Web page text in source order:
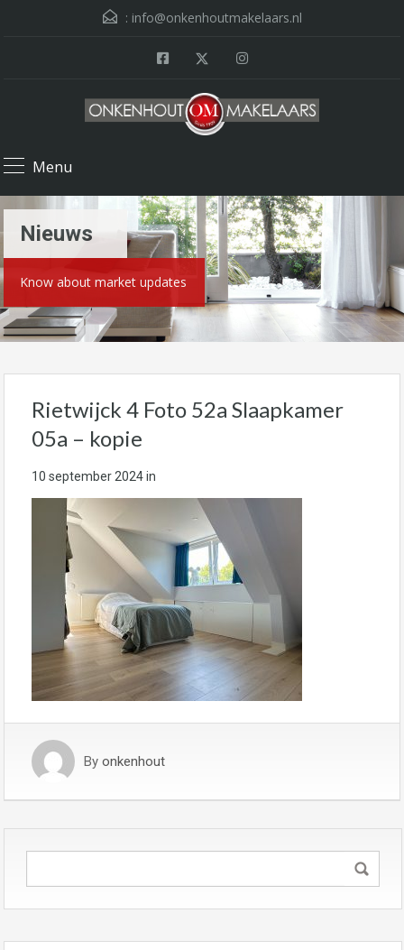
: info@onkenhoutmakelaars.nl
Menu
Nieuws
Know about market updates
Rietwijck 4 Foto 52a Slaapkamer
05a – kopie
10 september 2024in
By onkenhout